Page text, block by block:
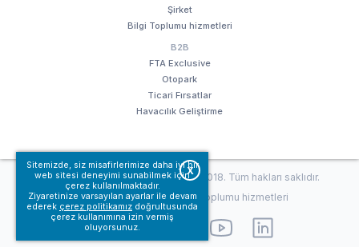
Sitemizde, siz misafirlerimize daha iyi bir
web sitesi deneyimi sunabilmek için
çerez kullanılmaktadır.
Ziyaretinize varsayılan ayarlar ile devam
ederek çerez politikamız doğrultusunda
çerez kullanımına izin vermiş
oluyorsunuz.
X
Şirket
Bilgi Toplumu hizmetleri
B2B
FTA Exclusive
Otopark
Ticari Fırsatlar
Havacılık Geliştirme
© Fraport TAV Antalya Havalimanı, 2018. Tüm hakları saklıdır.
Kullanım koşullarımız
Bilgi Toplumu hizmetleri